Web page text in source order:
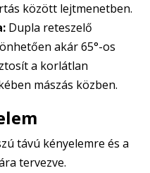
között lejtmenetben.
Dupla reteszelő
akár 65°-os
a korlátlan
mászás közben.
távú kényelemre és a
tervezve.